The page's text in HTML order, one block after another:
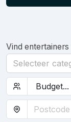
Vind
Selecteer